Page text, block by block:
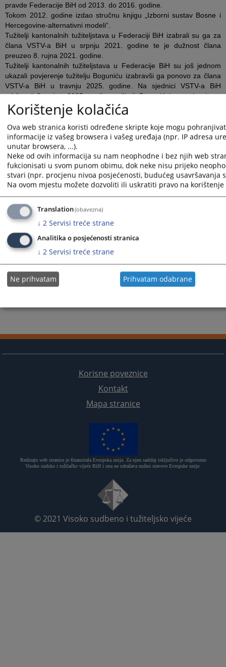
pravde Federacije BiH od 2013. do 2016. godine.
Tokom 2012. godine izdao stručnu knjigu „Izborni sustav Bosne i
Hercegovine-alternativni modeli“.
Tužitelji kantonalnih tužiteljstava u Federaciji BiH izabrali su ga za
člana VSTV-a BiH u srpnju 2021. godine te je dužnost člana
preuzeo 8. rujna 2021. godine.
Tužitelji kantonalnih tužiteljstava u Federacije BiH su još jednom
ukazali povjerenje tužitelju Boguniću izabravši ga ponovo za člana
VSTV-a BiH u travnju 2025. godine. Na sjednici VSTV-a BiH
održanoj 3. rujna 2025. godine tužitelj Bogunić je po drugi put
izabran za predsjednika ove institucije.
Prikazana vijest je na: Hrvatski jezik
Vijest dostupna još na: Bosanski jezik Srpski jezik
1025PREGLEDA
Korisne poveznice
Kontakt
Mapa stranice
Redizajn web stranice je finansirala Evropska unija. Za njen sadržaj isključivo je odgovorno
Visoko sudsko i tužilačko vijeće BiH i ona ne odražava nužno stavove Evropske unije.
© 2021 Visoko sudbeno i tužiteljsko vijeće
Korištenje kolačića
Ova web stranica koristi određene skripte koje mogu
informacije iz vašeg browsera i vašeg uređaja (npr. IP adresa
unutar browsera, ...).
Neke od ovih informacija su nam neophodne i bez njih web
fukcionisati u svom punom obimu, dok neke nisu prijeko
stvari (npr. procjenu nivoa posjećenosti, budućeg usavršavanja
Na ovom mjestu možete dozvoliti ili uskratiti pravo na
Translation(obavezna)
↓ 2 Servisi treće strane
Analitika o posjećenosti stranica
↓ 2 Servisi treće strane
Ne prihvatam Prihvatam odabrane